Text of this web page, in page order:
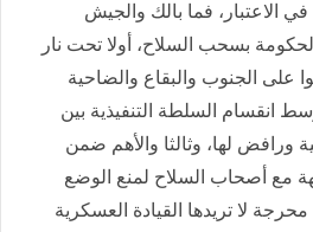
الاعتبار، فما بالك والجيش
الحكومة بسحب السلاح، أولا تحت نار
على الجنوب والبقاع والضاحية
وسط انقسام السلطة التنفيذية بين
ورافض لها، وثالثا والأهم ضمن
مع أصحاب السلاح لمنع الوضع
لا تريدها القيادة العسكرية